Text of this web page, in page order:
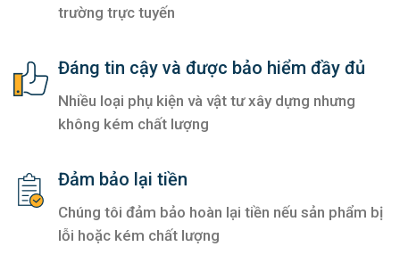
trường trực tuyến
Đáng tin cậy và được bảo hiểm đầy đủ
Nhiều loại phụ kiện và vật tư xây dựng nhưng
không kém chất lượng
Đảm bảo lại tiền
Chúng tôi đảm bảo hoàn lại tiền nếu sản phẩm bị
lỗi hoặc kém chất lượng